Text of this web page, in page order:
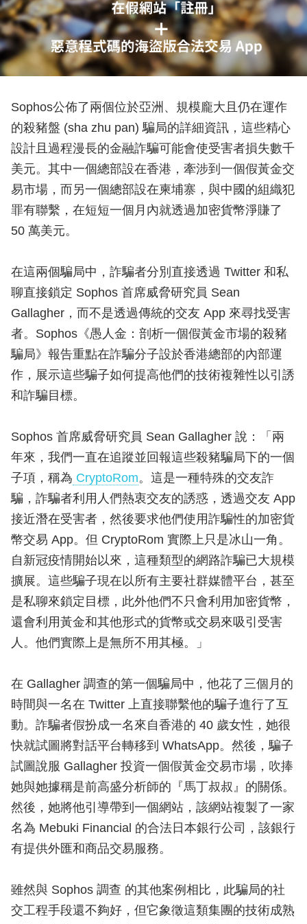
Sophos公佈了兩個位於亞洲、規模龐大且仍在運作
的殺豬盤 (sha zhu pan) 騙局的詳細資訊，這些精心
設計且過程漫長的金融詐騙可能會使受害者損失數千
美元。其中一個總部設在香港，牽涉到一個假黃金交
易市場，而另一個總部設在柬埔寨，與中國的組織犯
罪有聯繫，在短短一個月內就透過加密貨幣淨賺了
50 萬美元。
在這兩個騙局中，詐騙者分別直接透過 Twitter 和私
聊直接鎖定 Sophos 首席威脅研究員 Sean
Gallagher，而不是透過傳統的交友 App 來尋找受害
者。Sophos《愚人金：剖析一個假黃金市場的殺豬
騙局》報告重點在詐騙分子設於香港總部的內部運
作，展示這些騙子如何提高他們的技術複雜性以引誘
和詐騙目標。
Sophos 首席威脅研究員 Sean Gallagher 說：「兩
年來，我們一直在追蹤並回報這些殺豬騙局下的一個
子項，稱為 CryptoRom。這是一種特殊的交友詐
騙，詐騙者利用人們熱衷交友的誘惑，透過交友 App
接近潛在受害者，然後要求他們使用詐騙性的加密貨
幣交易 App。但 CryptoRom 實際上只是冰山一角。
自新冠疫情開始以來，這種類型的網路詐騙已大規模
擴展。這些騙子現在以所有主要社群媒體平台，甚至
是私聊來鎖定目標，此外他們不只會利用加密貨幣，
還會利用黃金和其他形式的貨幣或交易來吸引受害
人。他們實際上是無所不用其極。」
在 Gallagher 調查的第一個騙局中，他花了三個月的
時間與一名在 Twitter 上直接聯繫他的騙子進行了互
動。詐騙者假扮成一名來自香港的 40 歲女性，她很
快就試圖將對話平台轉移到 WhatsApp。然後，騙子
試圖說服 Gallagher 投資一個假黃金交易市場，吹捧
她與她據稱是前高盛分析師的『馬丁叔叔』的關係。
然後，她將他引導帶到一個網站，該網站複製了一家
名為 Mebuki Financial 的合法日本銀行公司，該銀行
有提供外匯和商品交易服務。
雖然與 Sophos 調查 的其他案例相比，此騙局的社
交工程手段還不夠好，但它象徵這類集團的技術成熟